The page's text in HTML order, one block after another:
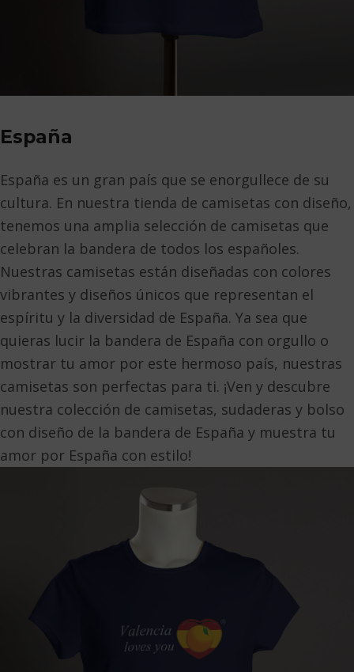
España
España es un gran país que se enorgullece de su
cultura. En nuestra tienda de camisetas con diseño,
tenemos una amplia selección de camisetas que
celebran la bandera de todos los españoles.
Nuestras camisetas están diseñadas con colores
vibrantes y diseños únicos que representan el
espíritu y la diversidad de España. Ya sea que
quieras lucir la bandera de España con orgullo o
mostrar tu amor por este hermoso país, nuestras
camisetas son perfectas para ti. ¡Ven y descubre
nuestra colección de camisetas, sudaderas y bolso
con diseño de la bandera de España y muestra tu
amor por España con estilo!